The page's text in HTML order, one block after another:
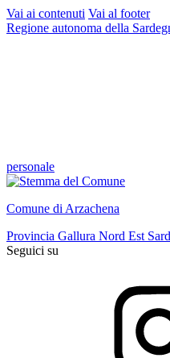
Vai ai contenuti Vai al footer
Regione autonoma della
personale
Comune di Arzachena
Provincia Gallura Nord Est
Seguici su